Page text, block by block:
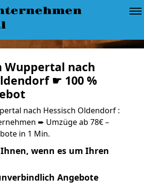
Wuppertal nach
☛ 100 %
nach Hessisch Oldendorf :
➨ Umzüge ab 78€ –
in 1 Min.
wenn es um Ihren
Angebote